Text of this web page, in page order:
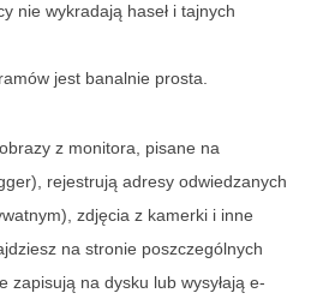
nie wykradają haseł i tajnych
jest banalnie prosta.
z monitora, pisane na
rejestrują adresy odwiedzanych
zdjęcia z kamerki i inne
na stronie poszczególnych
zapisują na dysku lub wysyłają e-